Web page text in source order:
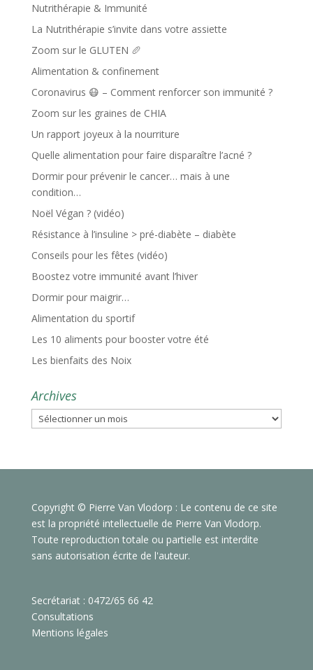
Nutrithérapie & Immunité
La Nutrithérapie s’invite dans votre assiette
Zoom sur le GLUTEN 🥖
Alimentation & confinement
Coronavirus 😷 – Comment renforcer son immunité ?
Zoom sur les graines de CHIA
Un rapport joyeux à la nourriture
Quelle alimentation pour faire disparaître l’acné ?
Dormir pour prévenir le cancer… mais à une
condition…
Noël Végan ? (vidéo)
Résistance à l’insuline > pré-diabète – diabète
Conseils pour les fêtes (vidéo)
Boostez votre immunité avant l’hiver
Dormir pour maigrir…
Alimentation du sportif
Les 10 aliments pour booster votre été
Les bienfaits des Noix
Archives
Archives
Copyright © Pierre Van Vlodorp : Le contenu de ce site
est la propriété intellectuelle de Pierre Van Vlodorp.
Toute reproduction totale ou partielle est interdite
sans autorisation écrite de l'auteur.
Secrétariat : 0472/65 66 42
Consultations
Mentions légales